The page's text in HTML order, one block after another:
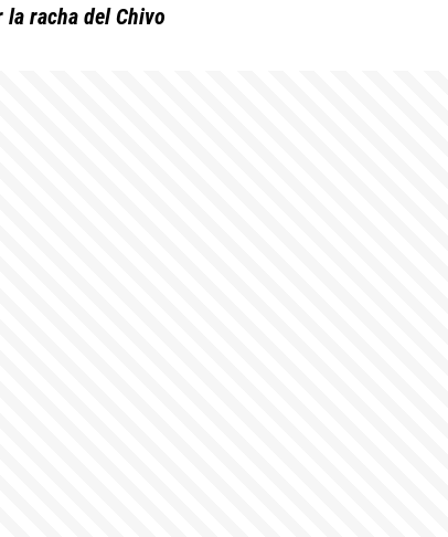
racha del Chivo